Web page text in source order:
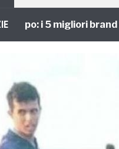
i 5 migliori brand che